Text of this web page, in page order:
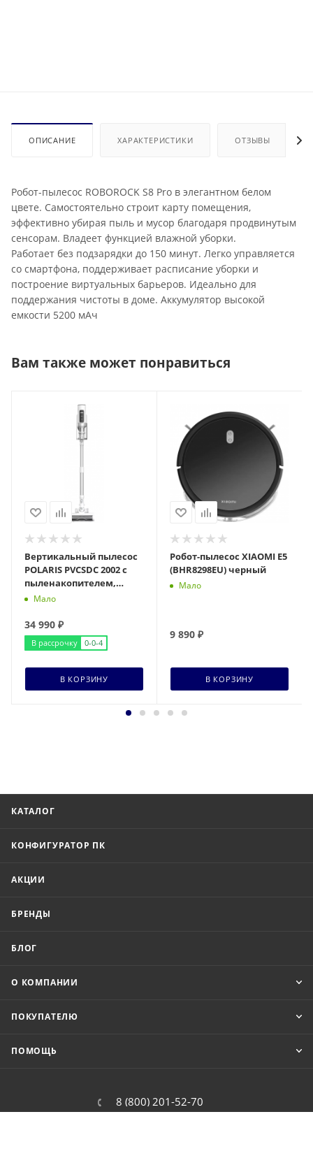
ОПИСАНИЕ ХАРАКТЕРИСТИКИ ОТЗЫВЫ
Робот-пылесос ROBOROCK S8 Pro в элегантном белом
цвете. Самостоятельно строит карту помещения,
эффективно убирая пыль и мусор благодаря продвинутым
сенсорам. Владеет функцией влажной уборки.
Работает без подзарядки до 150 минут. Легко управляется
со смартфона, поддерживает расписание уборки и
построение виртуальных барьеров. Идеально для
поддержания чистоты в доме. Аккумулятор высокой
емкости 5200 мАч
Вам также может понравиться
Вертикальный пылесос
POLARIS PVCSDC 2002 с
пыленакопителем,
белый
Мало
34 990 ₽
В рассрочку 0-0-4
В КОРЗИНУ
Робот-пылесос XIAOMI E5
(BHR8298EU) черный
Мало
9 890 ₽
В КОРЗИНУ
КАТАЛОГ
КОНФИГУРАТОР ПК
АКЦИИ
БРЕНДЫ
БЛОГ
О КОМПАНИИ
ПОКУПАТЕЛЮ
ПОМОЩЬ
8 (800) 201-52-70